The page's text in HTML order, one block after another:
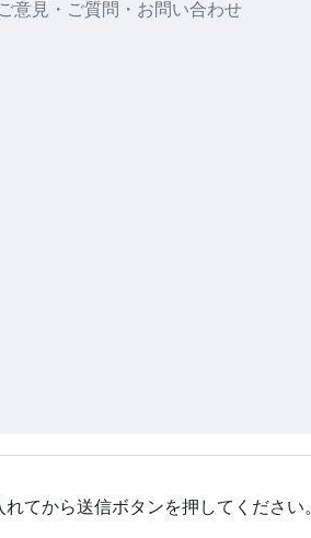
てから送信ボタンを押してください。